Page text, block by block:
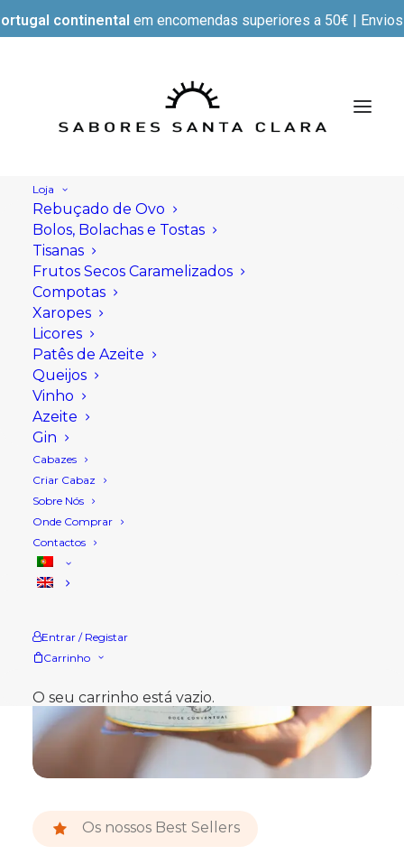
continental em encomendas superiores a 50€ |
Loja
Rebuçado de Ovo
Bolos, Bolachas e Tostas
Tisanas
Frutos Secos Caramelizados
Compotas
Xaropes
Licores
Patês de Azeite
Queijos
Vinho
Azeite
Gin
Cabazes
Criar Cabaz
Sobre Nós
Onde Comprar
Contactos
Entrar / Registar
Carrinho
O seu carrinho está vazio.
Os nossos Best Sellers